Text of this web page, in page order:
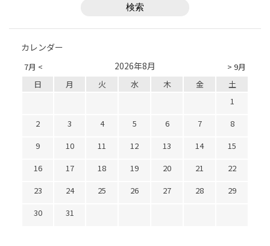
カレンダー
7月 < > 9月
2026年8月
日 月 火 水 木 金
土
1
2
3 4 5 6 7
8
9
10 11 12 13 14
15
16
17 18 19 20 21
22
23
24 25 26 27 28
29
30
31